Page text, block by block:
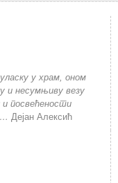
у храм, оном
и несумњиву везу
посвећености
Дејан Алексић